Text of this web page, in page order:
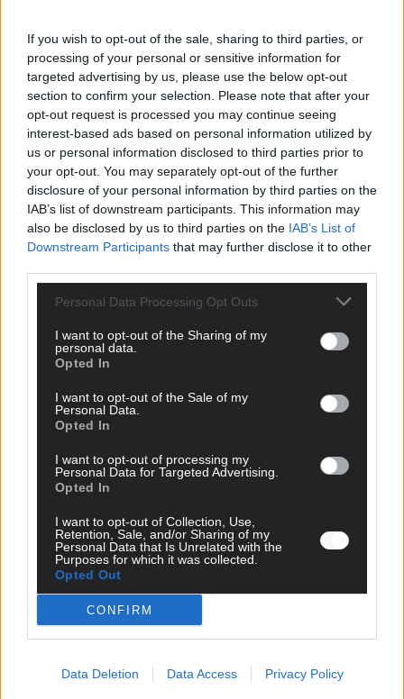
If you wish to opt-out of the sale, sharing to third parties, or
processing of your personal or sensitive information for
targeted advertising by us, please use the below opt-out
section to confirm your selection. Please note that after your
opt-out request is processed you may continue seeing
interest-based ads based on personal information utilized by
us or personal information disclosed to third parties prior to
your opt-out. You may separately opt-out of the further
disclosure of your personal information by third parties on the
IAB’s list of downstream participants. This information may
also be disclosed by us to third parties on the IAB’s List of
Downstream Participants that may further disclose it to other
Personal Data Processing Opt Outs
I want to opt-out of the Sharing of my
personal data.
Opted In
I want to opt-out of the Sale of my
Personal Data.
Opted In
I want to opt-out of processing my
Personal Data for Targeted Advertising.
Opted In
I want to opt-out of Collection, Use,
Retention, Sale, and/or Sharing of my
Personal Data that Is Unrelated with the
Purposes for which it was collected.
Opted Out
CONFIRM
Data Deletion Data Access Privacy Policy
DARA gewinnt verdient, Israel beunruhigend –
unser Kommentar zum ESC 2026
Mai 2026
KOMMENTAR
ESC-Finale morgen: Finnland Favorit, Australien
aufgestiegen – alle 25 Acts im Kurzcheck
Mai 2026
JJ hat den Abend gerettet – der Rest des ESC-Halbfinales
war solide, aber kein Feuerwerk
ESC-Halbfinale 2: Das sagen die Wettquoten – vier sicher,
sechs zittern, einer chancenlos!
Mai 2026
KOMMENTAR
Wer zahlt, steht im Finale – ist das beim ESC wirklich fair?
Mai 2026
Eurovision Song Contest 2026: Das erste Halbfinale – der
Abend in Bildern